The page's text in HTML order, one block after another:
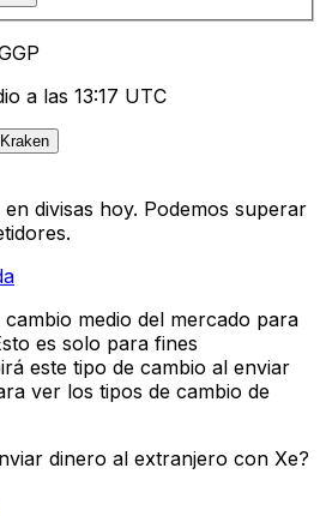
a las 13:17 UTC
divisas hoy. Podemos superar
medio del mercado para
es solo para fines
este tipo de cambio al enviar
ver los tipos de cambio de
dinero al extranjero con Xe?